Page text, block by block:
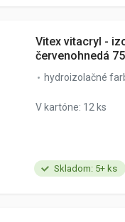
Skladom: 5+ ks
Vitex vitacryl -
červenohnedá
hydroizolačné
V kartóne: 12 ks